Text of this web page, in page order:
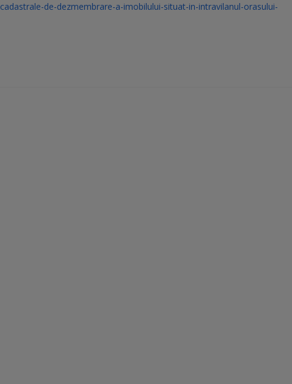
de-dezmembrare-a-imobilului-situat-in-intravilanul-orasului-